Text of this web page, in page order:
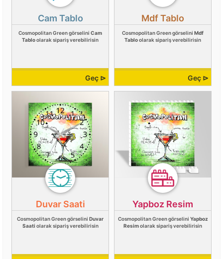
Cam Tablo
Cosmopolitan Green görselini Cam
Tabloolarak sipariş verebilirisin
Geç ⊳
Mdf Tablo
Cosmopolitan Green görselini Mdf
Tabloolarak sipariş verebilirisin
Geç ⊳
Duvar Saati
Cosmopolitan Green görselini Duvar
Saati olarak sipariş verebilirisin
Yapboz Resim
Cosmopolitan Green görselini Yapboz
Resimolarak sipariş verebilirisin